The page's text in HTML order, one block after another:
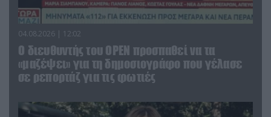
04.08.2026 | 12:02
O διευθυντής του OPEN προσπαθεί να τα
«μαζέψει» για τη δημοσιογράφο που γέλασε
σε ρεπορτάζ για τις φωτιές